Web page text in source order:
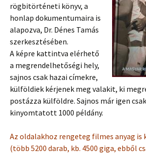
rögbitörténeti könyv, a
honlap dokumentumaira is
alapozva, Dr. Dénes Tamás
szerkesztésében.
A képre kattintva elérhető
a megrendelhetőségi hely,
sajnos csak hazai címekre,
külföldiek kérjenek meg valakit, ki
postázza külföldre. Sajnos már igen
kinyomtatott 1000 példány.
Az oldalakhoz rengeteg filmes anyag is
(több 5200 darab, kb. 4500 giga, ebből